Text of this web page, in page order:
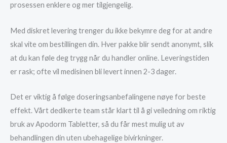
prosessen enklere og mer tilgjengelig.
Med diskret levering trenger du ikke bekymre deg for at andre
skal vite om bestillingen din. Hver pakke blir sendt anonymt, slik
at du kan føle deg trygg når du handler online. Leveringstiden
er rask; ofte vil medisinen bli levert innen 2-3 dager.
Det er viktig å følge doseringsanbefalingene nøye for beste
effekt. Vårt dedikerte team står klart til å gi veiledning om riktig
bruk av Apodorm Tabletter, så du får mest mulig ut av
behandlingen din uten ubehagelige bivirkninger.